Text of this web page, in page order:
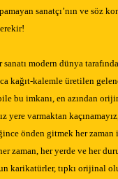
sanatçı’nın ve söz
modern dünya
kağıt-kalemle üretilen
bu imkanı, en azından
yere varmaktan
önden gitmek her
zaman, her yerde ve her
karikatürler, tıpkı orijinal